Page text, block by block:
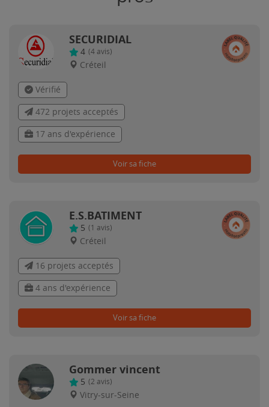
SECURIDIAL
4 (4 avis)
Créteil
Vérifié
472 projets acceptés
17 ans d'expérience
Voir sa fiche
E.S.BATIMENT
5 (1 avis)
Créteil
16 projets acceptés
4 ans d'expérience
Voir sa fiche
Gommer vincent
5 (2 avis)
Vitry-sur-Seine